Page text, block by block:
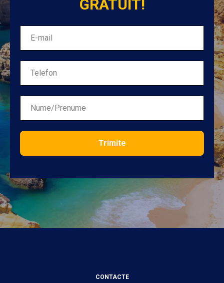
GRATUIT!
Trimite
CONTACTE